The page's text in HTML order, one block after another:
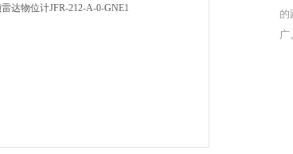
的
广